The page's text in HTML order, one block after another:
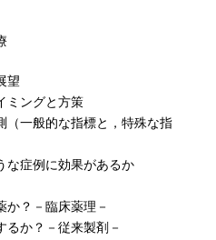
望
ミングと方策
（一般的な指標と，特殊な指
な症例に効果があるか
か？－臨床薬理－
るか？－従来製剤－